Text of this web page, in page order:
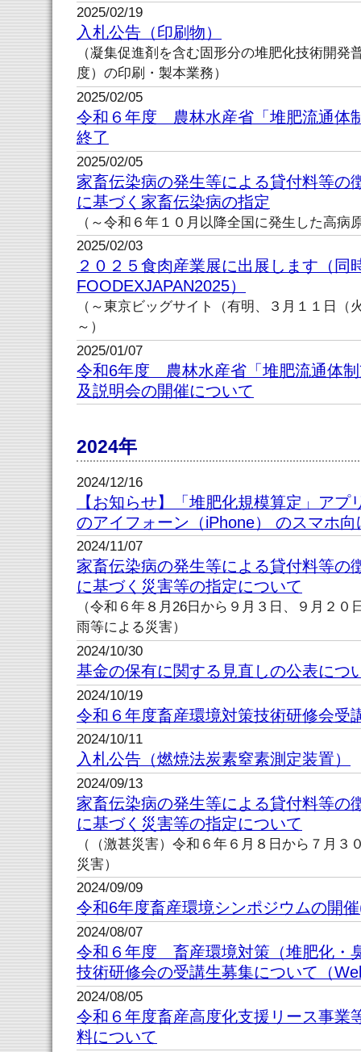
2025/02/19
入札公告（印刷物）
（凝集促進剤を含む固形分の堆肥化技術開発
度）の印刷・製本業務）
2025/02/05
令和６年度 農林水産省「堆肥流通体
終了
2025/02/05
家畜伝染病の発生等による貸付料等の
に基づく家畜伝染病の指定
（～令和６年１０月以降全国に発生した高病
2025/02/03
２０２５食肉産業展に出展します（
FOODEXJAPAN2025）
（～東京ビッグサイト（有明、３月１１日（
～）
2025/01/07
令和6年度 農林水産省「堆肥流通体
及説明会の開催について
2024年
2024/12/16
【お知らせ】「堆肥化規模算定」アプ
のアイフォーン（iPhone） のスマホ
2024/11/07
家畜伝染病の発生等による貸付料等の
に基づく災害等の指定について
（令和６年８月26日から９月３日、９月２０
雨等による災害）
2024/10/30
基金の保有に関する見直しの公表につ
2024/10/19
令和６年度畜産環境対策技術研修会受
2024/10/11
入札公告（燃焼法炭素窒素測定装置）
2024/09/13
家畜伝染病の発生等による貸付料等の
に基づく災害等の指定について
（（激甚災害）令和６年６月８日から７月３
災害）
2024/09/09
令和6年度畜産環境シンポジウムの開
2024/08/07
令和６年度 畜産環境対策（堆肥化・
技術研修会の受講生募集について（
2024/08/05
令和６年度畜産高度化支援リース事業
料について